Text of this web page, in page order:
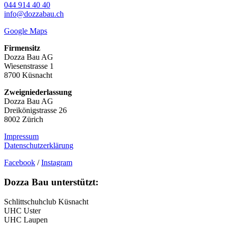
044 914 40 40
info@dozzabau.ch
Google Maps
Firmensitz
Dozza Bau AG
Wiesenstrasse 1
8700 Küsnacht
Zweigniederlassung
Dozza Bau AG
Dreikönigstrasse 26
8002 Zürich
Impressum
Datenschutzerklärung
Facebook /Instagram
Dozza Bau unterstützt:
Schlittschuhclub Küsnacht
UHC Uster
UHC Laupen